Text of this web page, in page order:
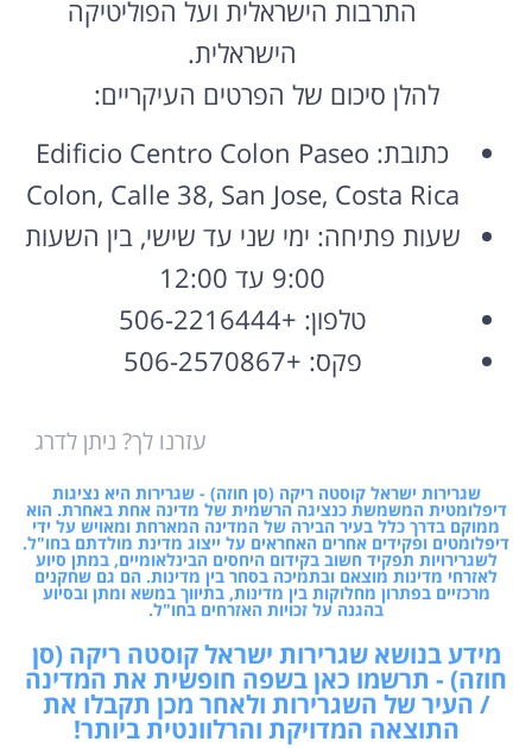
התרבות הישראלית ועל הפוליטיקה
הישראלית.
להלן סיכום של הפרטים העיקריים:
כתובת: Edificio Centro Colon Paseo
Colon, Calle 38, San Jose, Costa Rica
שעות פתיחה: ימי שני עד שישי, בין השעות
9:00 עד 12:00
טלפון: +506-2216444
פקס: +506-2570867
עזרנו לך? ניתן לדרג
שגרירות ישראל קוסטה ריקה (סן חוזה) - שגרירות היא נציגות
דיפלומטית המשמשת כנציגה הרשמית של מדינה אחת באחרת. הוא
ממוקם בדרך כלל בעיר הבירה של המדינה המארחת ומאויש על ידי
דיפלומטים ופקידים אחרים האחראים על ייצוג מדינת מולדתם בחו"ל.
לשגרירויות תפקיד חשוב בקידום היחסים הבינלאומיים, במתן סיוע
לאזרחי מדינות מוצאם ובתמיכה בסחר בין מדינות. הם גם שחקנים
מרכזיים בפתרון מחלוקות בין מדינות, בתיווך במשא ומתן ובסיוע
בהגנה על זכויות האזרחים בחו"ל.
מידע בנושא שגרירות ישראל קוסטה ריקה (סן
חוזה) - תרשמו כאן בשפה חופשית את המדינה
/ העיר של השגרירות ולאחר מכן תקבלו את
התוצאה המדויקת והרלוונטית ביותר!